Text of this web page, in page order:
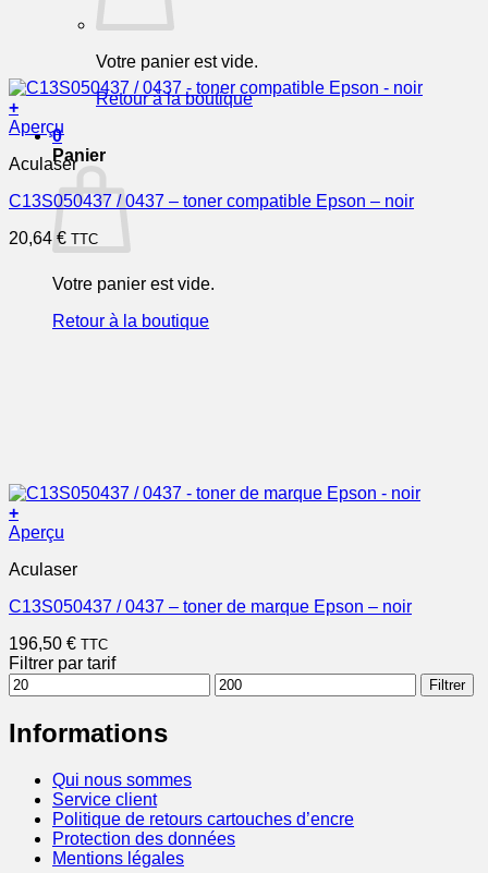
Votre panier est vide.
Retour à la boutique
0
Panier
Votre panier est vide.
Retour à la boutique
+
Aperçu
Aculaser
C13S050437 / 0437 – toner compatible Epson – noir
20,64 € TTC
+
Aperçu
Aculaser
C13S050437 / 0437 – toner de marque Epson – noir
196,50 € TTC
Filtrer par tarif
Prix
min
Prix
max
Filtrer
Informations
Qui nous sommes
Service client
Politique de retours cartouches d’encre
Protection des données
Mentions légales